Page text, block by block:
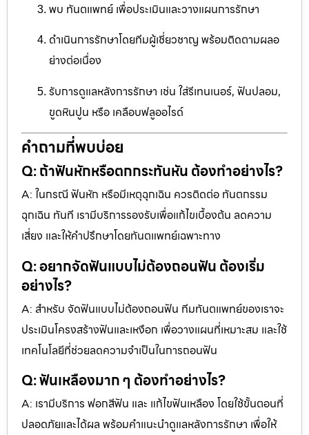
พบ ทันตแพทย์ เพื่อประเมินและวางแผนการรักษา
ดำเนินการรักษาโดยทีมผู้เชี่ยวชาญ พร้อมติดตามผลอ
ย่างต่อเนื่อง
รับการดูแลหลังการรักษา เช่น ใส่รีเทนเนอร์, ฟันปลอม,
ขูดหินปูน หรือ เคลือบฟลูออไรด์
คำถามที่พบบ่อย
Q: ถ้าฟันหักหรือตกกระทันหัน ต้องทำอย่างไร?
A: ในกรณี ฟันหัก หรือมีเหตุฉุกเฉิน ควรติดต่อ ทันตกรรม
ฉุกเฉิน ทันที เรามีบริการรองรับเพื่อแก้ไขเบื้องต้น ลดความ
เสี่ยง และให้คำปรึกษาโดยทันตแพทย์เฉพาะทาง
Q: อยากจัดฟันแบบไม่ต้องถอนฟัน ต้องเริ่ม
อย่างไร?
A: สำหรับ จัดฟันแบบไม่ต้องถอนฟัน ทีมทันตแพทย์ของเราจะ
ประเมินโครงสร้างฟันและเหงือก เพื่อวางแผนที่เหมาะสม และใช้
เทคโนโลยีที่ช่วยลดความจำเป็นในการถอนฟัน
Q: ฟันเหลืองมาก ๆ ต้องทำอย่างไร?
A: เรามีบริการ ฟอกสีฟัน และ แก้ไขฟันเหลือง โดยใช้ขั้นตอนที่
ปลอดภัยและได้ผล พร้อมคำแนะนำดูแลหลังการรักษา เพื่อให้